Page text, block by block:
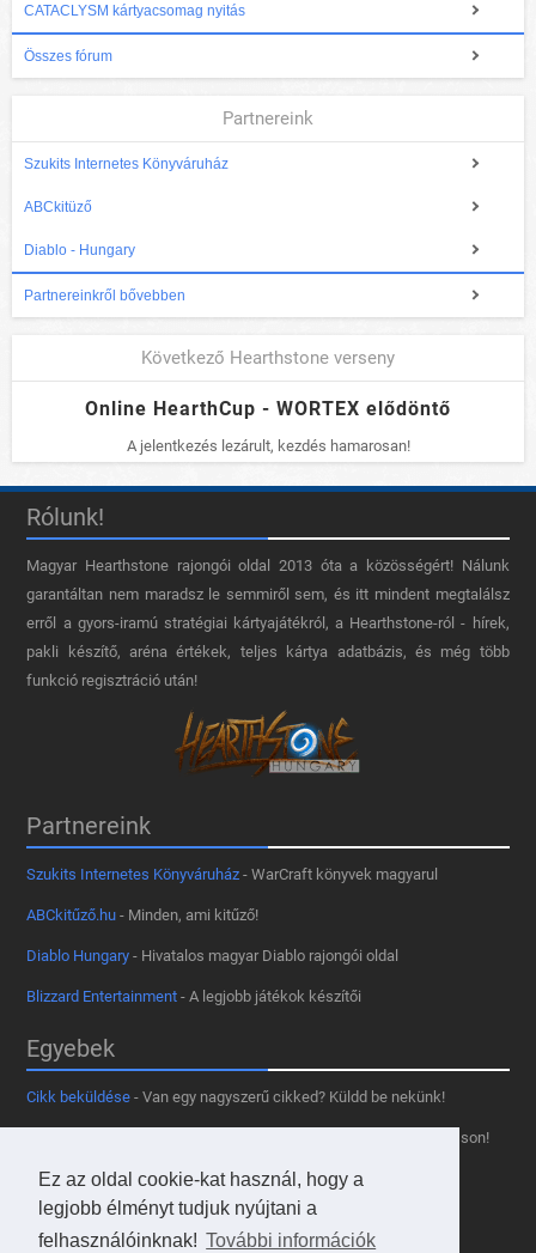
Ez az oldal cookie-kat használ, hogy a
legjobb élményt tudjuk nyújtani a
felhasználóinknak! További információk
CATACLYSM kártyacsomag nyitás
Összes fórum
Partnereink
Szukits Internetes Könyváruház
ABCkitüző
Diablo - Hungary
Partnereinkről bővebben
Következő Hearthstone verseny
Online HearthCup - WORTEX elődöntő
A jelentkezés lezárult, kezdés hamarosan!
Rólunk!
Magyar Hearthstone​ rajongói oldal 2013 óta a közösségért! Nálunk
garantáltan nem maradsz le semmiről sem, és itt mindent megtalálsz
erről a gyors-iramú stratégiai kártyajátékról, a Hearthstone-ról - hírek,
pakli készítő, aréna értékek, teljes kártya adatbázis, és még több
funkció regisztráció után!
Partnereink
Szukits Internetes Könyváruház - WarCraft könyvek magyarul
ABCkitűző.hu - Minden, ami kitűző!
Diablo Hungary - Hivatalos magyar Diablo rajongói oldal
Blizzard Entertainment - A legjobb játékok készítői
Egyebek
Cikk beküldése - Van egy nagyszerű cikked? Küldd be nekünk!
- Tetszik az oldal? Segíts, hogy fennmaradhasson!
Kapcsolat, médiaajánlat- Lépj velünk kapcsolatba!
Használd a tooltipünket- A saját oldaladon is!